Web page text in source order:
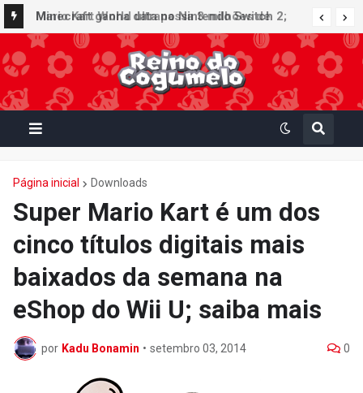
Mario Kart World ultrapassa 3 milhões de
unidades vendidas no Japão e figura no top 30
da Famitsu
Minecraft ganha data no Nintendo Switch 2;
Super Mario Mash-Up receberá atualização
gráfica exclusiva
Página inicial Downloads
Super Mario Kart é um dos
cinco títulos digitais mais
baixados da semana na
eShop do Wii U; saiba mais
por Kadu Bonamin • setembro 03, 2014 0